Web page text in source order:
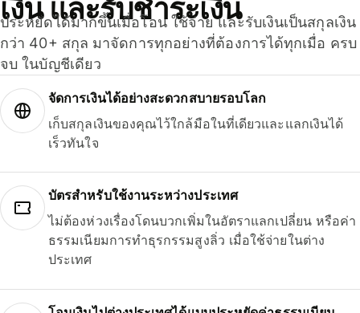
เงิน และรับชำระเงิน
ประหยัดได้มากขึ้นเมื่อโอน ใช้จ่าย และรับเงินเป็นสกุลเงิน
กว่า 40+ สกุล มาจัดการทุกอย่างที่ต้องการได้ทุกเมื่อ ครบ
จบ ในบัญชีเดียว
จัดการเงินได้อย่างสะดวกสบายรอบโลก
เก็บสกุลเงินของคุณไว้ใกล้มือในที่เดียวและแลกเงินได้
เร็วทันใจ
บัตรสำหรับใช้งานระหว่างประเทศ
ไม่ต้องห่วงเรื่องโดนบวกเพิ่มในอัตราแลกเปลี่ยน หรือค่า
ธรรมเนียมการทำธุรกรรมสูงลิ่ว เมื่อใช้จ่ายในต่าง
ประเทศ